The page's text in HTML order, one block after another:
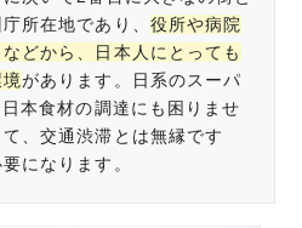
所在地であり、 役所や病院
どから、日本人にとっても
があります。日系のスーパ
本食材の調達にも困りませ
、交通渋滞とは無縁です
になります。